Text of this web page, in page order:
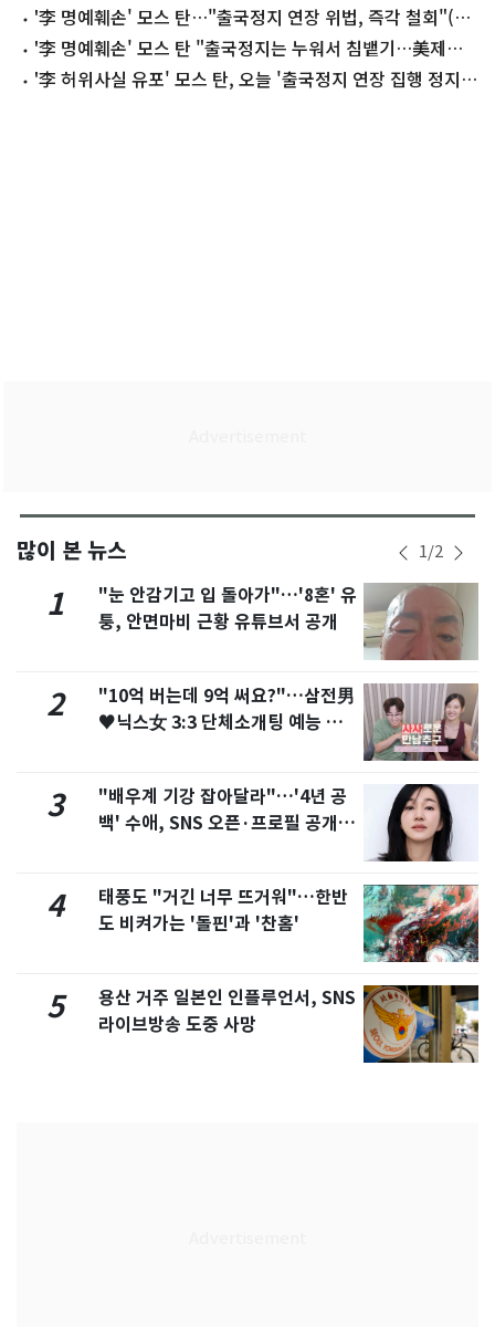
어나'李 명예훼손' 모스 탄…"출국정지 연장 위법, 즉각 철회"(종
합)'李 명예훼손' 모스 탄 "출국정지는 누워서 침뱉기…美제재
야기할 것"
'李 허위사실 유포' 모스 탄, 오늘 '출국정지 연장 집행 정지'
많이 본 뉴스 1/2
1
"눈 안감기고 입 돌아가"…'8혼' 유
퉁, 안면마비 근황 유튜브서 공개
2
"10억 버는데 9억 써요?"…삼전男
♥닉스女 3:3 단체소개팅 예능 화
3
"배우계 기강 잡아달라"…'4년 공
백' 수애, SNS 오픈·프로필 공개
4
태풍도 "거긴 너무 뜨거워"…한반
도 비켜가는 '돌핀'과 '찬홈'
5
용산 거주 일본인 인플루언서, SNS
라이브방송 도중 사망